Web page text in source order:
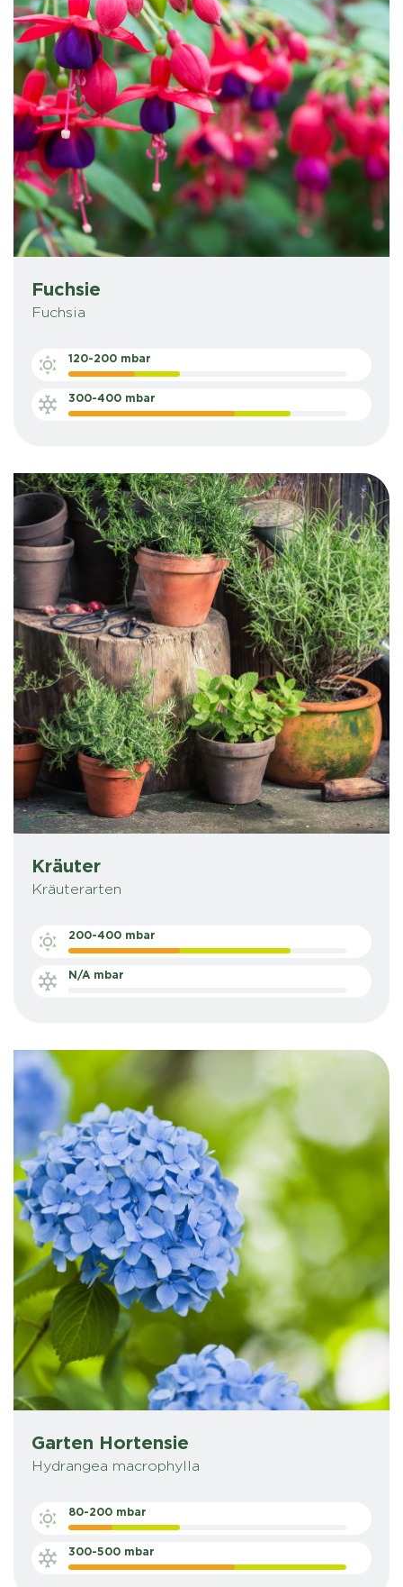
Fuchsie
Fuchsia
120-200 mbar
300-400 mbar
Kräuter
Kräuterarten
200-400 mbar
N/A mbar
Garten Hortensie
Hydrangea macrophylla
80-200 mbar
300-500 mbar